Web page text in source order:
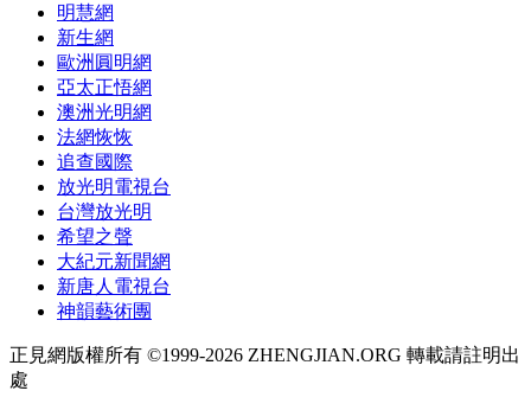
明慧網
新生網
歐洲圓明網
亞太正悟網
澳洲光明網
法網恢恢
追查國際
放光明電視台
台灣放光明
希望之聲
大紀元新聞網
新唐人電視台
神韻藝術團
正見網版權所有 ©1999-2026 ZHENGJIAN.ORG 轉載請註明出
處